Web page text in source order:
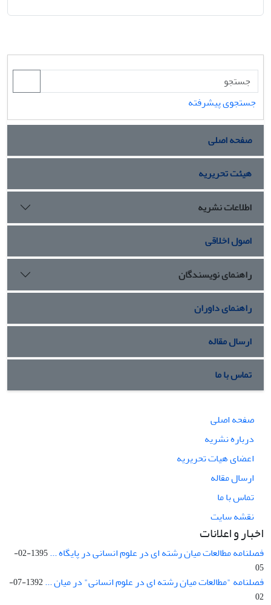
جستجوی پیشرفته
صفحه اصلی
هیئت تحریریه
اطلاعات نشریه
اصول اخلاقی
راهنمای نویسندگان
راهنمای داوران
ارسال مقاله
تماس با ما
صفحه اصلی
درباره نشریه
اعضای هیات تحریریه
ارسال مقاله
تماس با ما
نقشه سایت
اخبار و اعلانات
فصلنامه مطالعات میان رشته ای در علوم انسانی در پایگاه ...
1395-02-
05
فصلنامه "مطالعات میان رشته ای در علوم انسانی" در میان ...
1392-07-
02